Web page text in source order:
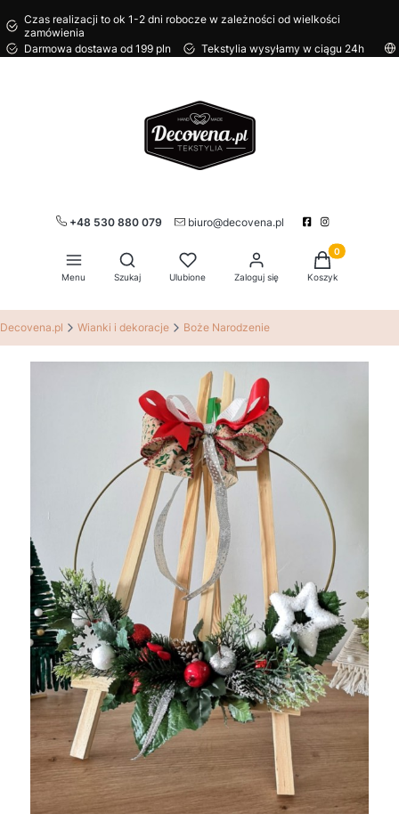
Czas realizacji to ok 1-2 dni robocze w zależności od wielkości
zamówienia
Darmowa dostawa od 199 pln
Tekstylia wysyłamy w ciągu 24h
+48 530 880 079 biuro@decovena.pl
Menu
Otwórz wyszukiwarkę
Szukaj Ulubione Zaloguj się
Produkty w
Koszyk
Decovena.pl Wianki i dekoracje Boże Narodzenie